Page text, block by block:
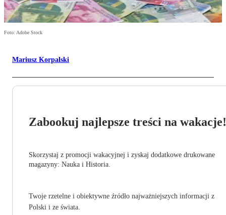
Foto: Adobe Stock
Mariusz Korpalski
Zabookuj najlepsze treści na wakacje!
Skorzystaj z promocji wakacyjnej i zyskaj dodatkowe drukowane
magazyny: Nauka i Historia.
Twoje rzetelne i obiektywne źródło najważniejszych informacji z
Polski i ze świata.